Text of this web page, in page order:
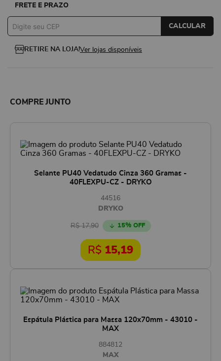
FRETE E PRAZO
CALCULAR
RETIRE NA LOJA!Ver lojas disponíveis
COMPRE JUNTO
Selante PU40 Vedatudo Cinza 360 Gramas -
40FLEXPU-CZ - DRYKO
44516
DRYKO
R$17,90 15% OFF
R$ 15,19
Espátula Plástica para Massa 120x70mm - 43010 -
MAX
884812
MAX